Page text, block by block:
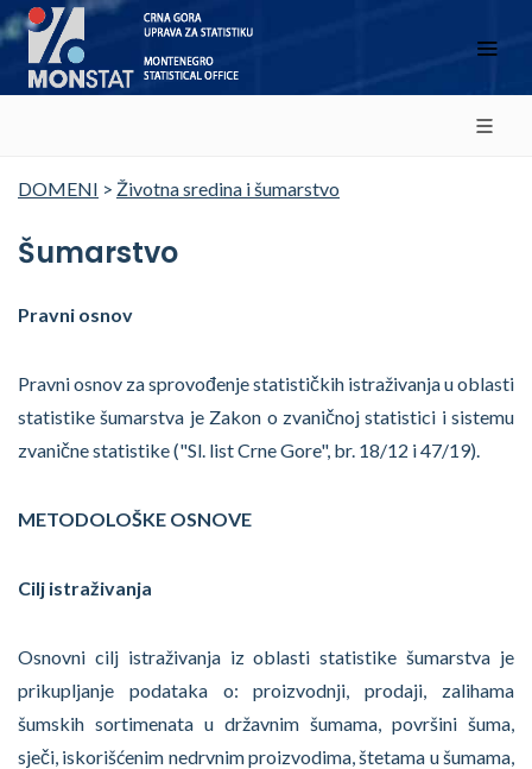
DOMENI > Životna sredina i šumarstvo
Šumarstvo
Pravni osnov
Pravni osnov za sprovođenje statističkih istraživanja u oblasti
statistike šumarstva je Zakon o zvaničnoj statistici i sistemu
zvanične statistike ("Sl. list Crne Gore", br. 18/12 i 47/19).
METODOLOŠKE OSNOVE
Cilj istraživanja
Osnovni cilj istraživanja iz oblasti statistike šumarstva je
prikupljanje podataka o: proizvodnji, prodaji, zalihama
šumskih sortimenata u državnim šumama, površini šuma,
sječi, iskorišćenim nedrvnim proizvodima, štetama u šumama,